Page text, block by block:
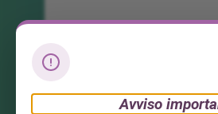
Avviso